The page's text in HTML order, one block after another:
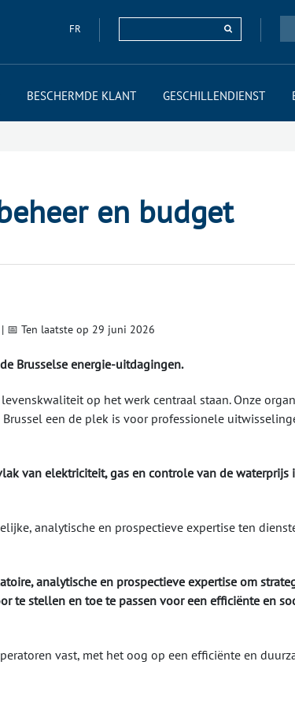
FR
BESCHERMDE KLANT GESCHILLENDIENST
en budget
📅 Ten laatste op 29 juni 2026
Brusselse energie-uitdagingen.
op het werk centraal staan. Onze
een de plek is voor professionele
van elektriciteit, gas en controle van de waterprijs
analytische en prospectieve expertise ten
analytische en prospectieve expertise om
te stellen en toe te passen voor een efficiënte en
vast, met het oog op een efficiënte en